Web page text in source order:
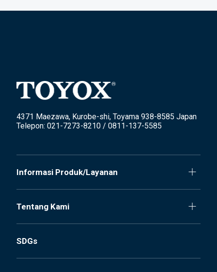
4371 Maezawa, Kurobe-shi, Toyama 938-8585 Japan
Telepon: 021-7273-8210 / 0811-137-5585
Informasi Produk/Layanan
Tentang Kami
SDGs